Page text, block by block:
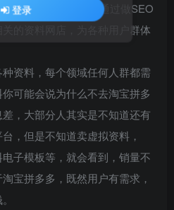
面意思就知道，是通过做SEO
的资料网店，为各种用户群体
资料，每个领域任何人群都需
可能会说为什么不去淘宝拼多
，大部分人其实是不知道还有
，但是不知道卖虚拟资料，
子模板等，就会看到，销量不
宝拼多多，既然用户有需求，
登录